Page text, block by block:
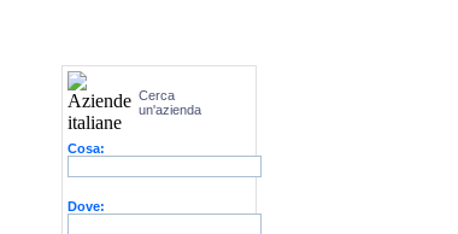
Cerca
un'azienda
Cosa:
Dove: